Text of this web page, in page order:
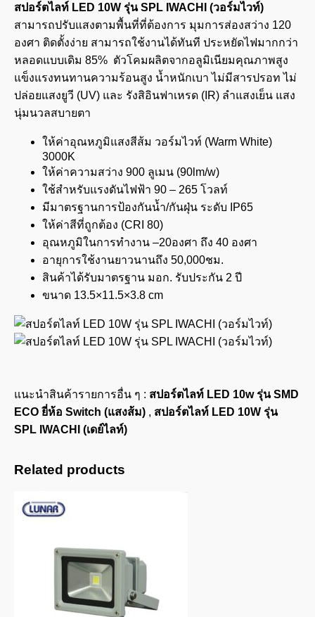
สปอร์ตไลท์ LED 10W รุ่น SPL IWACHI (วอร์มไวท์)
สามารถปรับแสงตามพื้นที่ที่ต้องการ มุมการส่องสว่าง 120
องศา ติดตั้งง่าย สามารถใช้งานได้ทันที ประหยัดไฟมากกว่า
หลอดแบบเดิม 85% ตัวโคมผลิตจากอลูมิเนียมคุณภาพสูง
แข็งแรงทนทานความร้อนสูง น้ำหนักเบา ไม่มีสารปรอท ไม่
ปล่อยแสงยูวี (UV) และ รังสิอินฟาเหรด (IR) ลำแสงเย็น แสง
นุ่มนวลสบายตา
ให้ค่าอุณหภูมิแสงสีส้ม วอร์มไวท์ (Warm White)
3000K
ให้ค่าความสว่าง 900 ลูเมน (90lm/w)
ใช้สำหรับแรงดันไฟฟ้า 90 – 265 โวลท์
มีมาตรฐานการป้องกันน้ำ/กันฝุ่น ระดับ IP65
ให้ค่าสีที่ถูกต้อง (CRI 80)
อุณหภูมิในการทำงาน –20องศา ถึง 40 องศา
อายุการใช้งานยาวนานถึง 50,000ชม.
สินค้าได้รับมาตรฐาน มอก. รับประกัน 2 ปี
ขนาด 13.5×11.5×3.8 cm
แนะนำสินค้ารายการอื่น ๆ : สปอร์ตไลท์ LED 10w รุ่น SMD
ECO ยี่ห้อ Switch (แสงส้ม) , สปอร์ตไลท์ LED 10W รุ่น
SPL IWACHI (เดย์ไลท์)
Related products